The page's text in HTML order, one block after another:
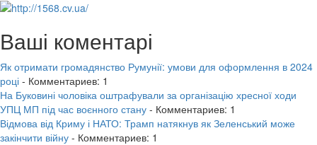
Ваші коментарі
Як отримати громадянство Румунії: умови для оформлення в 2024
році - Комментариев: 1
На Буковині чоловіка оштрафували за організацію хресної ходи
УПЦ МП під час воєнного стану - Комментариев: 1
Відмова від Криму і НАТО: Трамп натякнув як Зеленський може
закінчити війну - Комментариев: 1